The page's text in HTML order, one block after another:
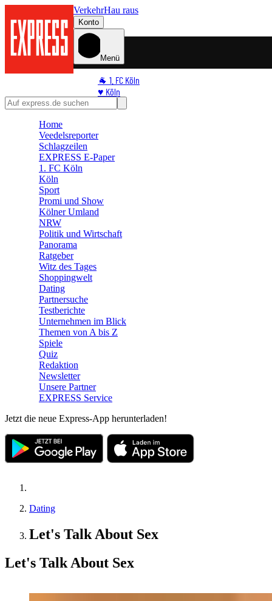
VerkehrHau raus
Konto
Menü
🐐 1. FC Köln
♥️ Köln
🛒 Shoppingwelt
Home
Veedelsreporter
Schlagzeilen
EXPRESS E-Paper
1. FC Köln
Köln
Sport
Promi und Show
Kölner Umland
NRW
Politik und Wirtschaft
Panorama
Ratgeber
Witz des Tages
Shoppingwelt
Dating
Partnersuche
Testberichte
Unternehmen im Blick
Themen von A bis Z
Spiele
Quiz
Redaktion
Newsletter
Unsere Partner
EXPRESS Service
Jetzt die neue Express-App herunterladen!
Dating
Let's Talk About Sex
Let's Talk About Sex